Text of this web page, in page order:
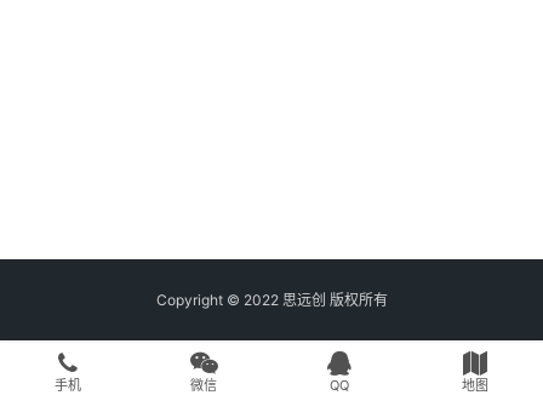
Copyright © 2022 思远创 版权所有
手机 微信 QQ 地图